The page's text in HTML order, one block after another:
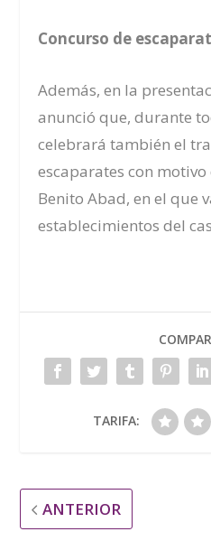
Concurso de
Además, en la
anunció que, durante
celebrará también el
escaparates con motivo
Benito Abad, en el que
establecimientos del
TARIFA:
ANTERIOR